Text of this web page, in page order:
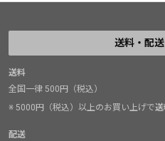
送料・配
送料
全国一律 500円（税込）
※ 5000円（税込）以上のお買い上げで
配送